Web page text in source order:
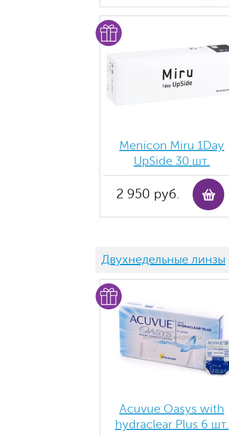
Menicon Miru 1Day
UpSide 30 шт.
2 950 руб.
Двухнедельные линзы
Acuvue Oasys with
hydraclear Plus 6 шт.